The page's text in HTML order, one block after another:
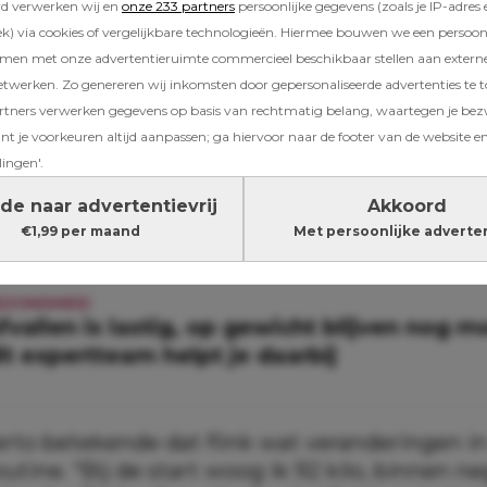
verwerken wij en onze 233 partners persoonlijke gegevens (zoals je IP-adres
via cookies of vergelijkbare technologieën. Hiermee bouwen we een
met onze advertentieruimte commercieel beschikbaar stellen aan
Zo genereren wij inkomsten door gepersonaliseerde advertenties te
verwerken gegevens op basis van rechtmatig belang, waartegen je
je voorkeuren altijd aanpassen; ga hiervoor naar de footer van de website
naar advertentievrij
€1,99 per maand
Akkoord
Met persoonlijke
cover
aan tafel bij RTL Tonight, waar
samen met zijn zoon een intensief
paar maanden later is die droom
schitteren ze samen op de cover van het
is lastig, op gewicht blijven nog
expertteam helpt je daarbij
betekende dat flink wat veranderingen in
“Bij de start woog ik 92 kilo, binnen